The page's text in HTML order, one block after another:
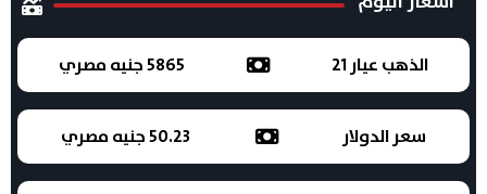
الذهب عيار 21 5865 جنيه مصري
سعر الدولار 50.23 جنيه مصري